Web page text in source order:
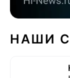
НАШИ